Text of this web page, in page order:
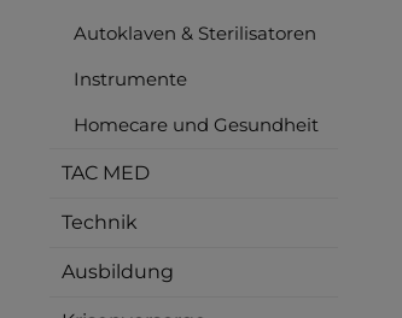
Autoklaven & Sterilisatoren
Instrumente
Homecare und Gesundheit
TAC MED
Technik
Ausbildung